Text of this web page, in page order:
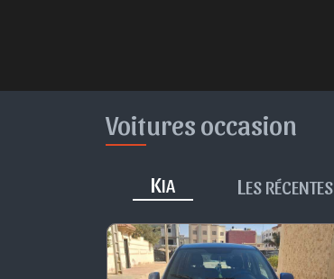
Voitures occasion
KIA L ES RÉCENTES